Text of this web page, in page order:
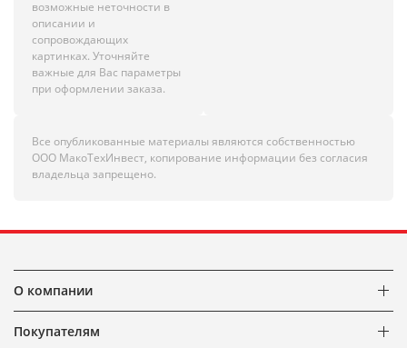
возможные неточности в
описании и
сопровождающих
картинках. Уточняйте
важные для Вас параметры
при оформлении заказа.
Все опубликованные материалы являются собственностью
ООО МакоТехИнвест, копирование информации без согласия
владельца запрещено.
О компании
Покупателям